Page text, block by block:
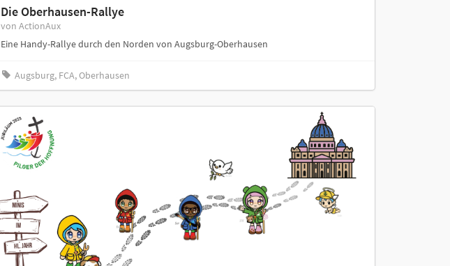
Die Oberhausen-Rallye
von ActionAux
Eine Handy-Rallye durch den Norden von Augsburg-Oberhausen
Augsburg, FCA, Oberhausen